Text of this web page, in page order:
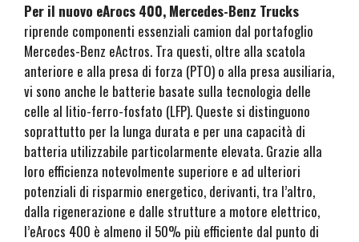
Per il nuovo eArocs 400, Mercedes-Benz Trucks
riprende componenti essenziali camion dal portafoglio
Mercedes-Benz eActros. Tra questi, oltre alla scatola
anteriore e alla presa di forza (PTO) o alla presa ausiliaria,
vi sono anche le batterie basate sulla tecnologia delle
celle al litio-ferro-fosfato (LFP). Queste si distinguono
soprattutto per la lunga durata e per una capacità di
batteria utilizzabile particolarmente elevata. Grazie alla
loro efficienza notevolmente superiore e ad ulteriori
potenziali di risparmio energetico, derivanti, tra l’altro,
dalla rigenerazione e dalle strutture a motore elettrico,
l’eArocs 400 è almeno il 50% più efficiente dal punto di